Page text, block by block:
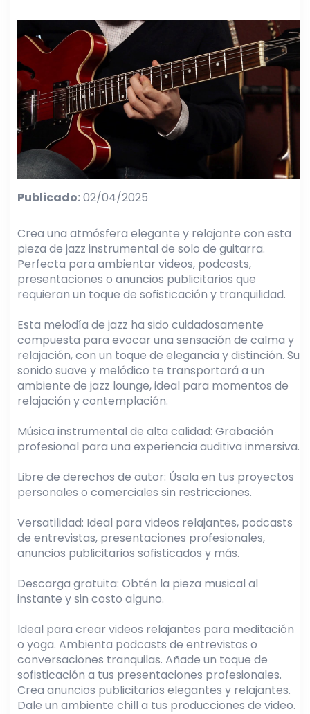
Publicado:02/04/2025
Crea una atmósfera elegante y relajante con esta
pieza de jazz instrumental de solo de guitarra.
Perfecta para ambientar videos, podcasts,
presentaciones o anuncios publicitarios que
requieran un toque de sofisticación y tranquilidad.
Esta melodía de jazz ha sido cuidadosamente
compuesta para evocar una sensación de calma y
relajación, con un toque de elegancia y distinción. Su
sonido suave y melódico te transportará a un
ambiente de jazz lounge, ideal para momentos de
relajación y contemplación.
Música instrumental de alta calidad: Grabación
profesional para una experiencia auditiva inmersiva.
Libre de derechos de autor: Úsala en tus proyectos
personales o comerciales sin restricciones.
Versatilidad: Ideal para videos relajantes, podcasts
de entrevistas, presentaciones profesionales,
anuncios publicitarios sofisticados y más.
Descarga gratuita: Obtén la pieza musical al
instante y sin costo alguno.
Ideal para crear videos relajantes para meditación
o yoga. Ambienta podcasts de entrevistas o
conversaciones tranquilas. Añade un toque de
sofisticación a tus presentaciones profesionales.
Crea anuncios publicitarios elegantes y relajantes.
Dale un ambiente chill a tus producciones de video.